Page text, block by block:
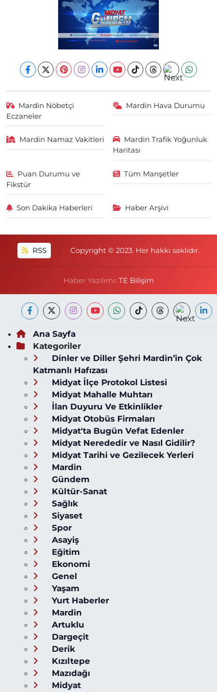
Mardin Nöbetçi
Eczaneler
Mardin Hava Durumu
Mardin Namaz Vakitleri
Mardin Trafik Yoğunluk
Haritası
Puan Durumu ve
Fikstür
Tüm Manşetler
Son Dakika Haberleri Haber Arşivi
RSS Copyright © 2023. Her hakkı saklıdır.
Haber Yazılımı: TE Bilişim
Ana Sayfa
Kategoriler
Dinler ve Diller Şehri Mardin’in Çok
Katmanlı Hafızası
Midyat İlçe Protokol Listesi
Midyat Mahalle Muhtarı
İlan Duyuru Ve Etkinlikler
Midyat Otobüs Firmaları
Midyat'ta Bugün Vefat Edenler
Midyat Nerededir ve Nasıl Gidilir?
Midyat Tarihi ve Gezilecek Yerleri
Mardin
Gündem
Kültür-Sanat
Sağlık
Siyaset
Spor
Asayiş
Eğitim
Ekonomi
Genel
Yaşam
Yurt Haberler
Mardin
Artuklu
Dargeçit
Derik
Kızıltepe
Mazıdağı
Midyat